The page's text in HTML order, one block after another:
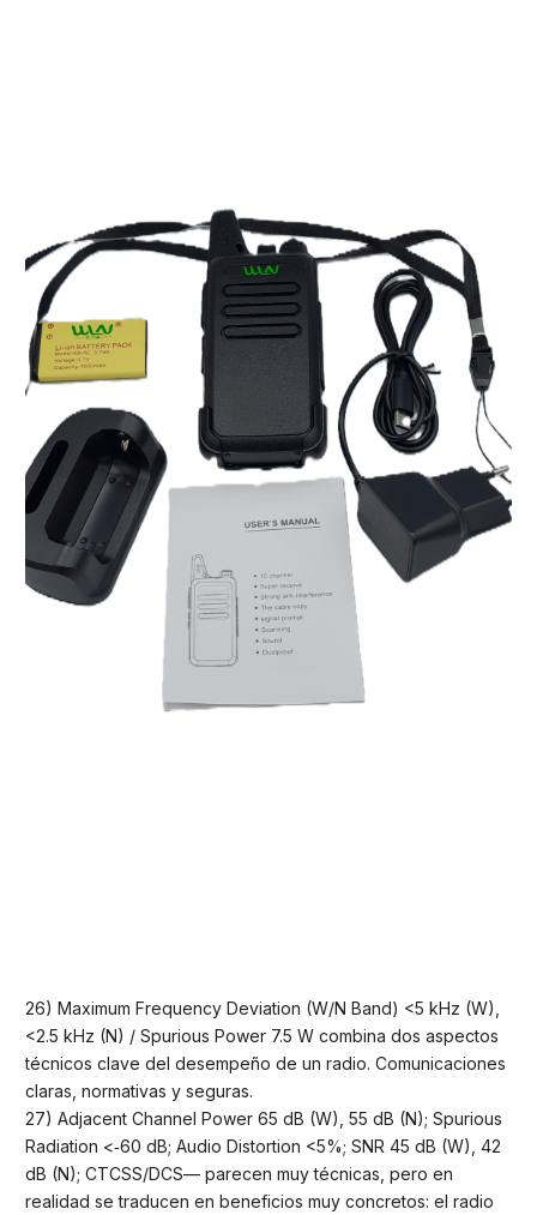
26) Maximum Frequency Deviation (W/N Band) <5 kHz (W),
<2.5 kHz (N) / Spurious Power 7.5 W combina dos aspectos
técnicos clave del desempeño de un radio. Comunicaciones
claras, normativas y seguras.
27) Adjacent Channel Power 65 dB (W), 55 dB (N); Spurious
Radiation <‑60 dB; Audio Distortion <5%; SNR 45 dB (W), 42
dB (N); CTCSS/DCS— parecen muy técnicas, pero en
realidad se traducen en beneficios muy concretos: el radio